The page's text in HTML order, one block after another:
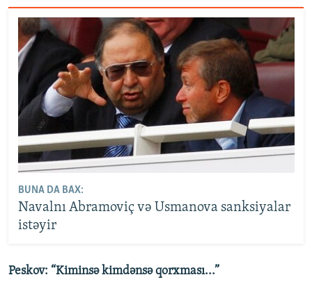
BUNA DA BAX:
Navalnı Abramoviç və Usmanova sanksiyalar
istəyir
Peskov: “Kiminsə kimdənsə qorxması...”